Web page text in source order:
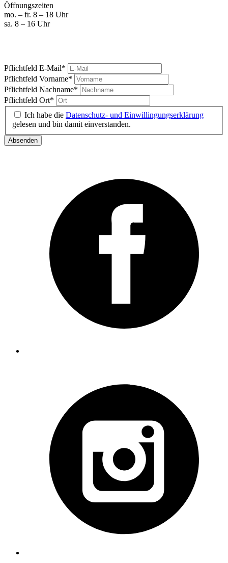
Öffnungszeiten
mo. – fr. 8 – 18 Uhr
sa. 8 – 16 Uhr
Pflichtfeld E-Mail*
Pflichtfeld Vorname*
Pflichtfeld Nachname*
Pflichtfeld Ort*
Ich habe die Datenschutz- und Einwillingungserklärung
gelesen und bin damit einverstanden.
Absenden